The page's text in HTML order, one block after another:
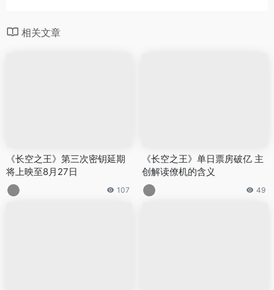
相关文章
《长空之王》第三次密钥延期
将上映至8月27日
107
《长空之王》单日票房破亿 主
创解读僚机的含义
49